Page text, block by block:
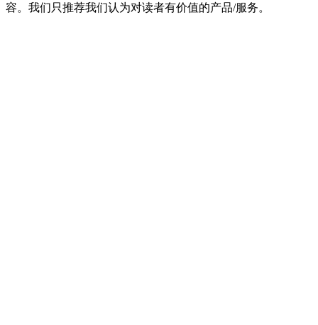
容。我们只推荐我们认为对读者有价值的产品/服务。